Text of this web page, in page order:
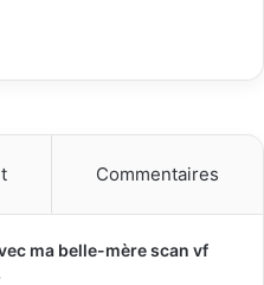
Commentaires
ma belle-mère scan vf